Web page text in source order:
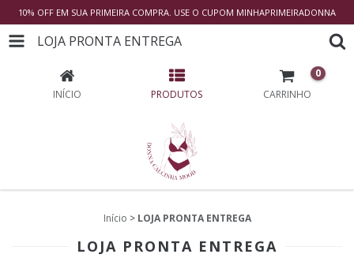
10% OFF EM SUA PRIMEIRA COMPRA. USE O CUPOM MINHAPRIMEIRADONNA
LOJA PRONTA ENTREGA
INÍCIO PRODUTOS CARRINHO
0
Início > LOJA PRONTA ENTREGA
LOJA PRONTA ENTREGA